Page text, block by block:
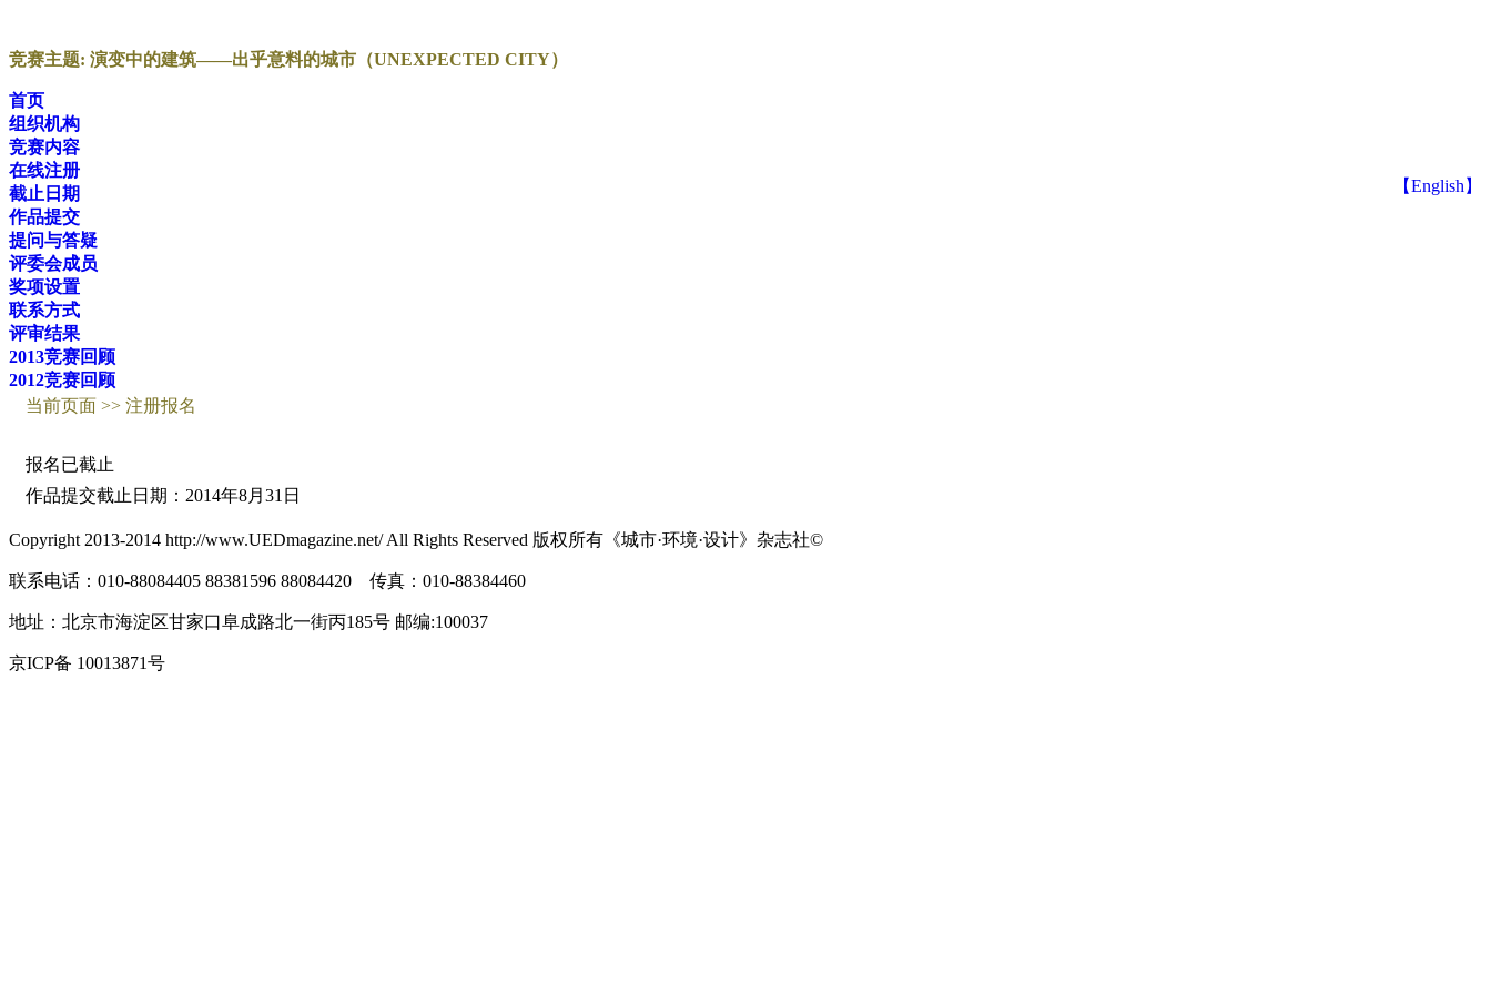
竞赛主题: 演变中的建筑——出乎意料的城市（UNEXPECTED CITY）
【English】
首页
组织机构
竞赛内容
在线注册
截止日期
作品提交
提问与答疑
评委会成员
奖项设置
联系方式
评审结果
2013竞赛回顾
2012竞赛回顾
当前页面 >> 注册报名
报名已截止
作品提交截止日期：2014年8月31日
Copyright 2013-2014 http://www.UEDmagazine.net/ All Rights Reserved 版权所有《城市·环境·设计》杂志社©
联系电话：010-88084405 88381596 88084420 传真：010-88384460
地址：北京市海淀区甘家口阜成路北一街丙185号 邮编:100037
京ICP备 10013871号